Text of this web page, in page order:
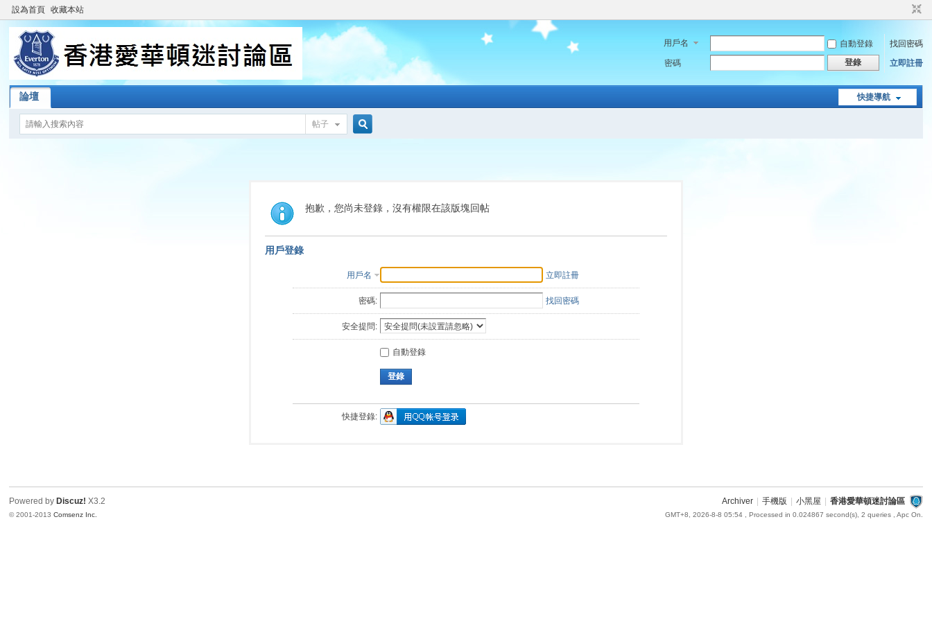
設為首頁 收藏本站
用戶名 自動登錄
找回密碼
密碼
登錄 立即註冊
快捷導航
論壇
帖子
索
抱歉，您尚未登錄，沒有權限在該版塊回帖
用戶登錄
用戶名 立即註冊
密碼: 找回密碼
安全提問:
自動登錄
登錄
快捷登錄:
Archiver 手機版 小黑屋 香港愛華頓迷討論區
GMT+8, 2026-8-8 05:54, Processed in 0.024867 second(s), 2 queries , Apc On.
Powered by Discuz! X3.2
© 2001-2013Comsenz Inc.